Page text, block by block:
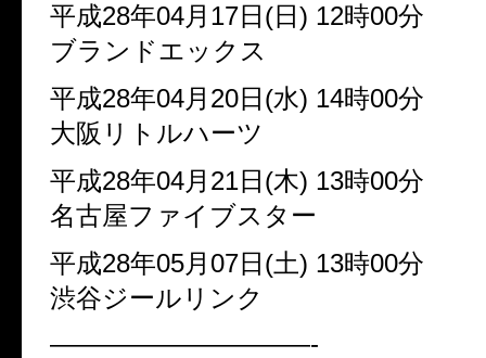
平成28年04月17日(日) 12時00分
ブランドエックス
平成28年04月20日(水) 14時00分
大阪リトルハーツ
平成28年04月21日(木) 13時00分
名古屋ファイブスター
平成28年05月07日(土) 13時00分
渋谷ジールリンク
——————————-